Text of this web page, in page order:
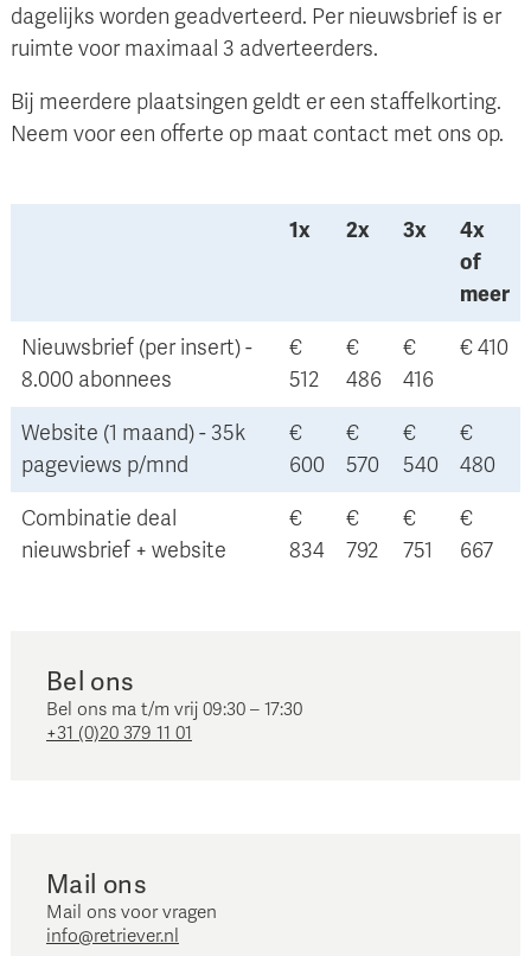
dagelijks worden geadverteerd. Per nieuwsbrief is er
ruimte voor maximaal 3 adverteerders.
Bij meerdere plaatsingen geldt er een staffelkorting.
Neem voor een offerte op maat contact met ons op.
1x 2x 3x
4x
of
meer
Nieuwsbrief (per insert) -
8.000 abonnees
€
512
€
486
€
416
€ 410
Website (1 maand) - 35k
pageviews p/mnd
€
600
€
570
€
540
€
480
Combinatie deal
nieuwsbrief + website
€
834
€
792
€
751
€
667
Bel ons
Bel ons ma t/m vrij 09:30 – 17:30
+31 (0)20 379 11 01
Mail ons
Mail ons voor vragen
info@retriever.nl